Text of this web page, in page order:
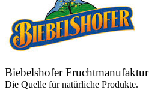
Biebelshofer Fruchtmanufaktur
Die Quelle für natürliche Produkte.